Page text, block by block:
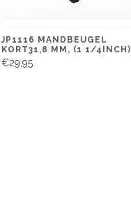
JP1116 MANDBEUGEL
KORT31,8 MM, (1 1/4INCH)
€29,95